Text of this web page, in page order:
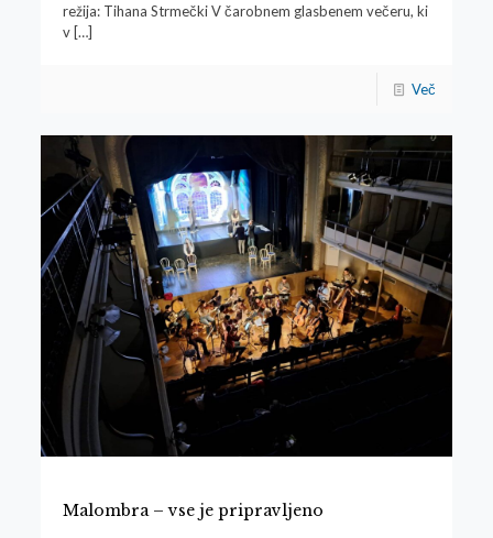
režija: Tihana Strmečki V čarobnem glasbenem večeru, ki
v[…]
Več
Malombra – vse je pripravljeno